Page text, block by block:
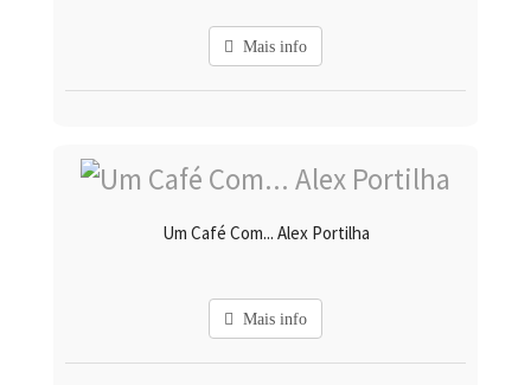
Mais info
Um Café Com... Alex Portilha
Mais info